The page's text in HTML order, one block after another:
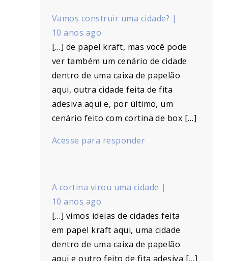
Vamos construir uma cidade? |
10 anos ago
[…] de papel kraft, mas você pode
ver também um cenário de cidade
dentro de uma caixa de papelão
aqui, outra cidade feita de fita
adesiva aqui e, por último, um
cenário feito com cortina de box […]
Acesse para responder
A cortina virou uma cidade |
10 anos ago
[…] vimos ideias de cidades feita
em papel kraft aqui, uma cidade
dentro de uma caixa de papelão
aqui e outro feito de fita adesiva […]